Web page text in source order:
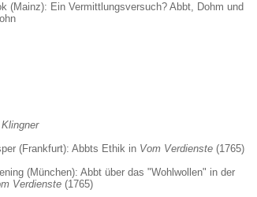
(Mainz): Ein Vermittlungsversuch? Abbt,
(Frankfurt): Abbts Ethik in Vom Verdienste (1765)
(München): Abbt über das "Wohlwollen"
Verdienste (1765)